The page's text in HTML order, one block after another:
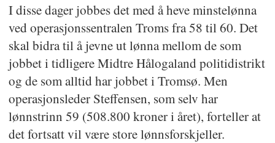
I disse dager jobbes det med å heve minstelønna
ved operasjonssentralen Troms fra 58 til 60. Det
skal bidra til å jevne ut lønna mellom de som
jobbet i tidligere Midtre Hålogaland politidistrikt
og de som alltid har jobbet i Tromsø. Men
operasjonsleder Steffensen, som selv har
lønnstrinn 59 (508.800 kroner i året), forteller at
det fortsatt vil være store lønnsforskjeller.